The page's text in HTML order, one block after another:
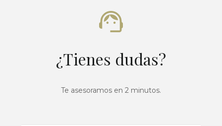
¿Tienes dudas?
Te asesoramos en 2 minutos.